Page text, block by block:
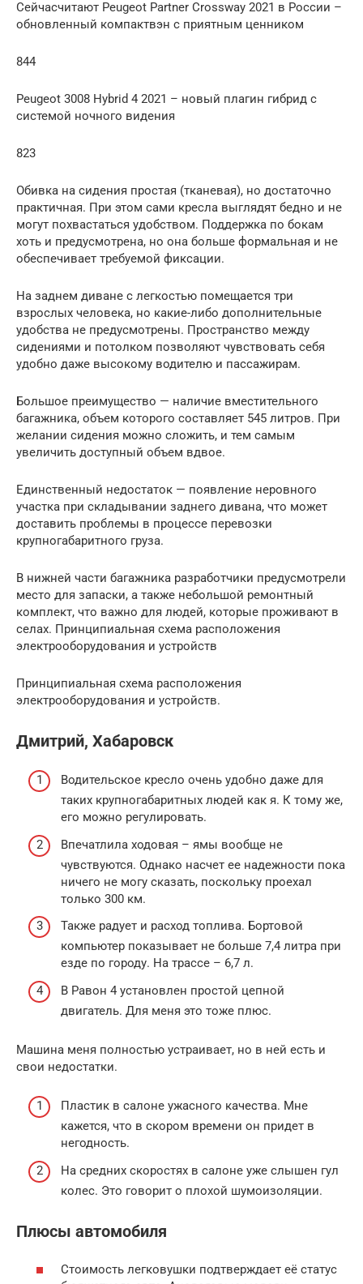
Сейчасчитают Peugeot Partner Crossway 2021 в России –
обновленный компактвэн с приятным ценником
844
Peugeot 3008 Hybrid 4 2021 – новый плагин гибрид с
системой ночного видения
823
Обивка на сидения простая (тканевая), но достаточно
практичная. При этом сами кресла выглядят бедно и не
могут похвастаться удобством. Поддержка по бокам
хоть и предусмотрена, но она больше формальная и не
обеспечивает требуемой фиксации.
На заднем диване с легкостью помещается три
взрослых человека, но какие-либо дополнительные
удобства не предусмотрены. Пространство между
сидениями и потолком позволяют чувствовать себя
удобно даже высокому водителю и пассажирам.
Большое преимущество — наличие вместительного
багажника, объем которого составляет 545 литров. При
желании сидения можно сложить, и тем самым
увеличить доступный объем вдвое.
Единственный недостаток — появление неровного
участка при складывании заднего дивана, что может
доставить проблемы в процессе перевозки
крупногабаритного груза.
В нижней части багажника разработчики предусмотрели
место для запаски, а также небольшой ремонтный
комплект, что важно для людей, которые проживают в
селах. Принципиальная схема расположения
электрооборудования и устройств
Принципиальная схема расположения
электрооборудования и устройств.
Дмитрий, Хабаровск
Водительское кресло очень удобно даже для
таких крупногабаритных людей как я. К тому же,
его можно регулировать.
Впечатлила ходовая – ямы вообще не
чувствуются. Однако насчет ее надежности пока
ничего не могу сказать, поскольку проехал
только 300 км.
Также радует и расход топлива. Бортовой
компьютер показывает не больше 7,4 литра при
езде по городу. На трассе – 6,7 л.
В Равон 4 установлен простой цепной
двигатель. Для меня это тоже плюс.
Машина меня полностью устраивает, но в ней есть и
свои недостатки.
Пластик в салоне ужасного качества. Мне
кажется, что в скором времени он придет в
негодность.
На средних скоростях в салоне уже слышен гул
колес. Это говорит о плохой шумоизоляции.
Плюсы автомобиля
Стоимость легковушки подтверждает её статус